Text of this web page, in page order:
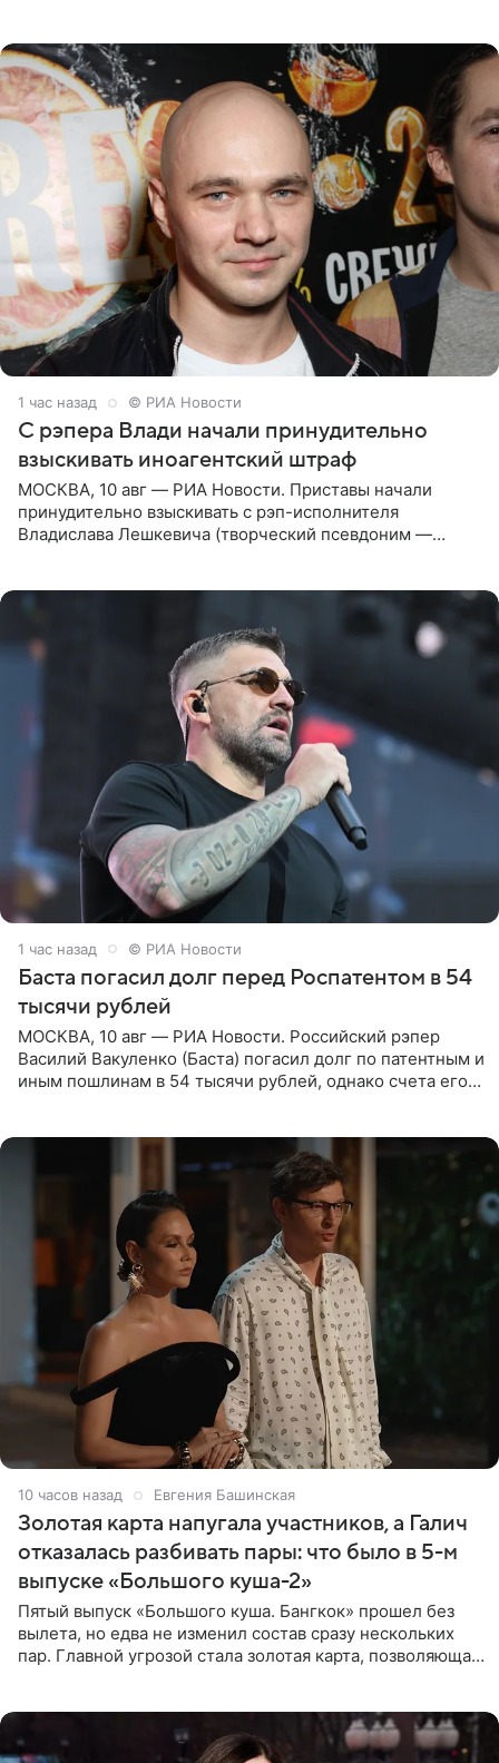
1 час назад © РИА Новости
С рэпера Влади начали принудительно
взыскивать иноагентский штраф
МОСКВА, 10 авг — РИА Новости. Приставы начали
принудительно взыскивать с рэп-исполнителя
Владислава Лешкевича (творческий псевдоним —
1 час назад © РИА Новости
Баста погасил долг перед Роспатентом в 54
тысячи рублей
МОСКВА, 10 авг — РИА Новости. Российский рэпер
Василий Вакуленко (Баста) погасил долг по патентным и
иным пошлинам в 54 тысячи рублей, однако счета его
10 часов назад Евгения Башинская
Золотая карта напугала участников, а Галич
отказалась разбивать пары: что было в 5-м
выпуске «Большого куша-2»
Пятый выпуск «Большого куша. Бангкок» прошел без
вылета, но едва не изменил состав сразу нескольких
пар. Главной угрозой стала золотая карта, позволяющая